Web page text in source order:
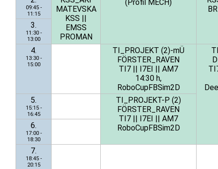
(Profil MECH)
09:45 -
11:15
MATEVSKA
KSS ||
EMSS
PROMAN
3.
11:30 -
13:00
4.
13:30 -
15:00
TI_PROJEKT (2)-mÜ
FÖRSTER_RAVEN
TI7 || I7EI || AM7
14:30 h,
RoboCupFBSim2D
5.
15:15 -
16:45
TI_PROJEKT-P (2)
FÖRSTER_RAVEN
TI7 || I7EI || AM7
RoboCupFBSim2D
6.
17:00 -
18:30
7.
18:45 -
20:15